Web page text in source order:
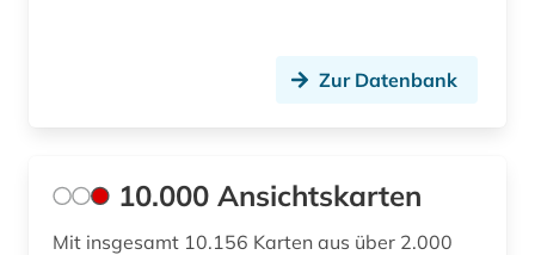
antiheld (1)
antijüdische propaganda (1)
Zur Datenbank
10.000 Ansichtskarten
Mit insgesamt 10.156 Karten aus über 2.000